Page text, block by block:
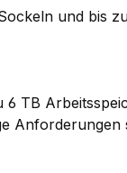
und bis
TB
Anforderungen